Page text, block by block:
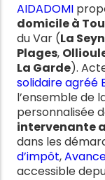
AIDADOMI
domicile à
du Var (La
Plages,
La Garde).
solidaire agréé
l’ensemble de
personnalisée
intervenante
dans les
d’impôt,
accessible